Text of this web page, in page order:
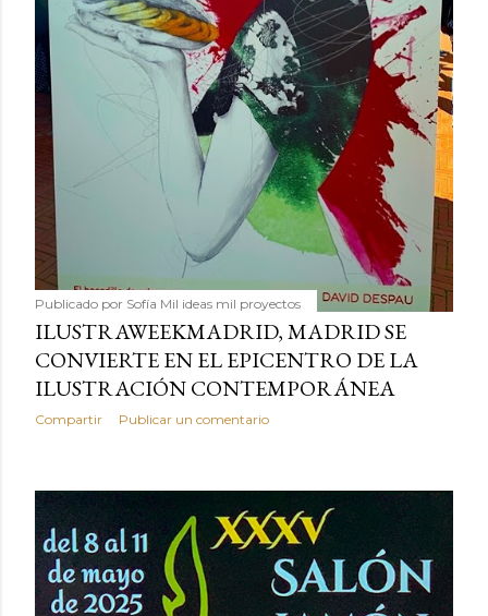
Publicado por Sofía Mil ideas mil proyectos
ILUSTRAWEEKMADRID, MADRID SE
CONVIERTE EN EL EPICENTRO DE LA
ILUSTRACIÓN CONTEMPORÁNEA
Compartir Publicar un comentario